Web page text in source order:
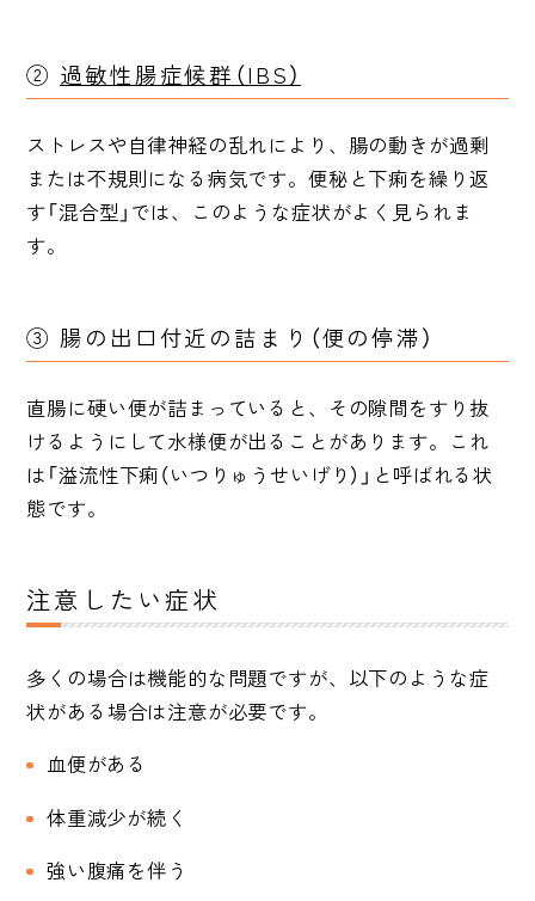
② 過敏性腸症候群（IBS）
ストレスや自律神経の乱れにより、腸の動きが過剰
または不規則になる病気です。便秘と下痢を繰り返
す「混合型」では、このような症状がよく見られま
す。
③ 腸の出口付近の詰まり（便の停滞）
直腸に硬い便が詰まっていると、その隙間をすり抜
けるようにして水様便が出ることがあります。これ
は「溢流性下痢（いつりゅうせいげり）」と呼ばれる状
態です。
注意したい症状
多くの場合は機能的な問題ですが、以下のような症
状がある場合は注意が必要です。
血便がある
体重減少が続く
強い腹痛を伴う